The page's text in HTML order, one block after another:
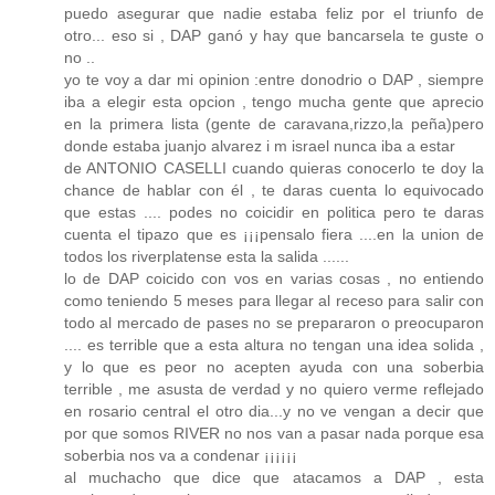
puedo asegurar que nadie estaba feliz por el triunfo de
otro... eso si , DAP ganó y hay que bancarsela te guste o
no ..
yo te voy a dar mi opinion :entre donodrio o DAP , siempre
iba a elegir esta opcion , tengo mucha gente que aprecio
en la primera lista (gente de caravana,rizzo,la peña)pero
donde estaba juanjo alvarez i m israel nunca iba a estar
de ANTONIO CASELLI cuando quieras conocerlo te doy la
chance de hablar con él , te daras cuenta lo equivocado
que estas .... podes no coicidir en politica pero te daras
cuenta el tipazo que es ¡¡¡pensalo fiera ....en la union de
todos los riverplatense esta la salida ......
lo de DAP coicido con vos en varias cosas , no entiendo
como teniendo 5 meses para llegar al receso para salir con
todo al mercado de pases no se prepararon o preocuparon
.... es terrible que a esta altura no tengan una idea solida ,
y lo que es peor no acepten ayuda con una soberbia
terrible , me asusta de verdad y no quiero verme reflejado
en rosario central el otro dia...y no ve vengan a decir que
por que somos RIVER no nos van a pasar nada porque esa
soberbia nos va a condenar ¡¡¡¡¡¡
al muchacho que dice que atacamos a DAP , esta